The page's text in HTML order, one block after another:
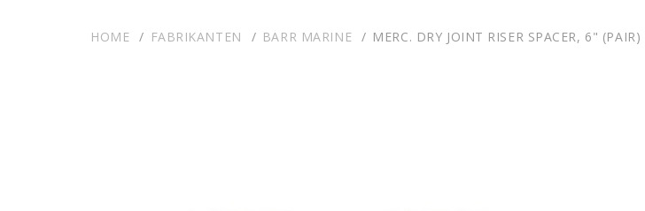
HOME FABRIKANTEN BARR MARINE MERC. DRY JOINT RISER SPACER, 6" (PAIR)